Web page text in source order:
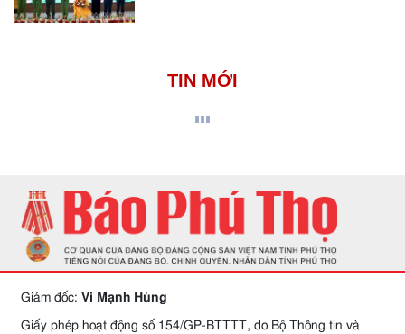
TIN MỚI
Giám đốc: Vi Mạnh Hùng
Giấy phép hoạt động số 154/GP-BTTTT, do Bộ Thông tin và